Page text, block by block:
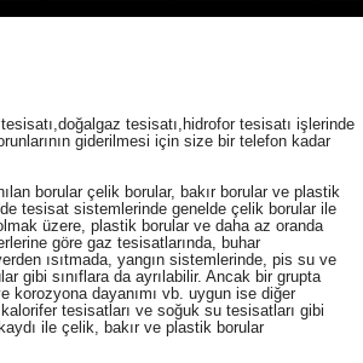
tesisatı,hidrofor tesisatı işlerinde
giderilmesi için size bir telefon kadar
borular çelik borular, bakır borular ve plastik
tesisat sistemlerinde genelde çelik borular ile
üzere, plastik borular ve daha az oranda
göre gaz tesisatlarında, buhar
ısıtmada, yangın sistemlerinde, pis su ve
gibi sınıflara da ayrılabilir. Ancak bir grupta
korozyona dayanımı vb. uygun ise diğer
tesisatları ve soğuk su tesisatları gibi
ile çelik, bakır ve plastik borular